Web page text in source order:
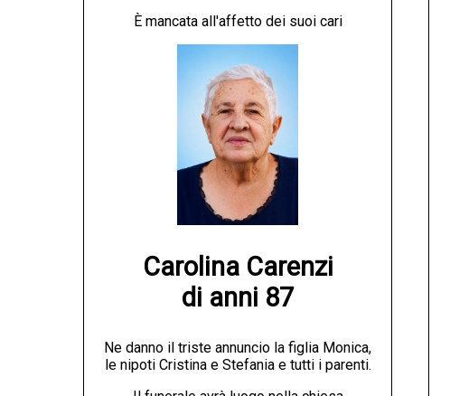
È mancata all'affetto dei suoi cari
Carolina Carenzi
di anni 87
Ne danno il triste annuncio la figlia Monica,
le nipoti Cristina e Stefania e tutti i parenti.